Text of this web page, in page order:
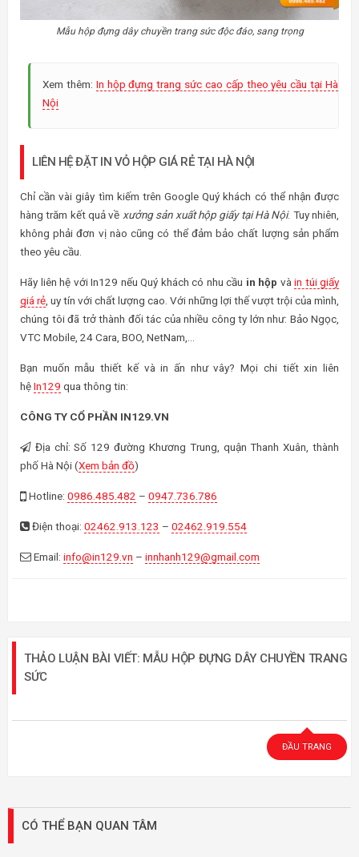
Mẫu hộp đựng dây chuyền trang sức độc đáo, sang trọng
Xem thêm: In hộp đựng trang sức cao cấp theo yêu cầu tại Hà
Nội
LIÊN HỆ ĐẶT IN VỎ HỘP GIÁ RẺ TẠI HÀ NỘI
Chỉ cần vài giây tìm kiếm trên Google Quý khách có thể nhận được
hàng trăm kết quả về xưởng sản xuất hộp giấytại Hà Nội. Tuy nhiên,
không phải đơn vị nào cũng có thể đảm bảo chất lượng sản phẩm
theo yêu cầu.
Hãy liên hệ với In129 nếu Quý khách có nhu cầu in hộp và in túi giấy
giá rẻ , uy tín với chất lượng cao. Với những lợi thế vượt trội của mình,
chúng tôi đã trở thành đối tác của nhiều công ty lớn như: Bảo Ngọc,
VTC Mobile, 24 Cara, BOO, NetNam,…
Bạn muốn mẫu thiết kế và in ấn như vây? Mọi chi tiết xin liên
hệIn129 qua thông tin:
CÔNG TY CỔ PHẦN IN129.VN
Địa chỉ: Số 129 đường Khương Trung, quận Thanh Xuân, thành
phố Hà Nội (Xem bản đồ)
Hotline: 0986.485.482 – 0947.736.786
Điện thoại: 02462.913.123 – 02462.919.554
Email: info@in129.vn – innhanh129@gmail.com
THẢO LUẬN BÀI VIẾT: MẪU HỘP ĐỰNG DÂY CHUYỀN TRANG
SỨC
ĐẦU TRANG
CÓ THỂ BẠN QUAN TÂM